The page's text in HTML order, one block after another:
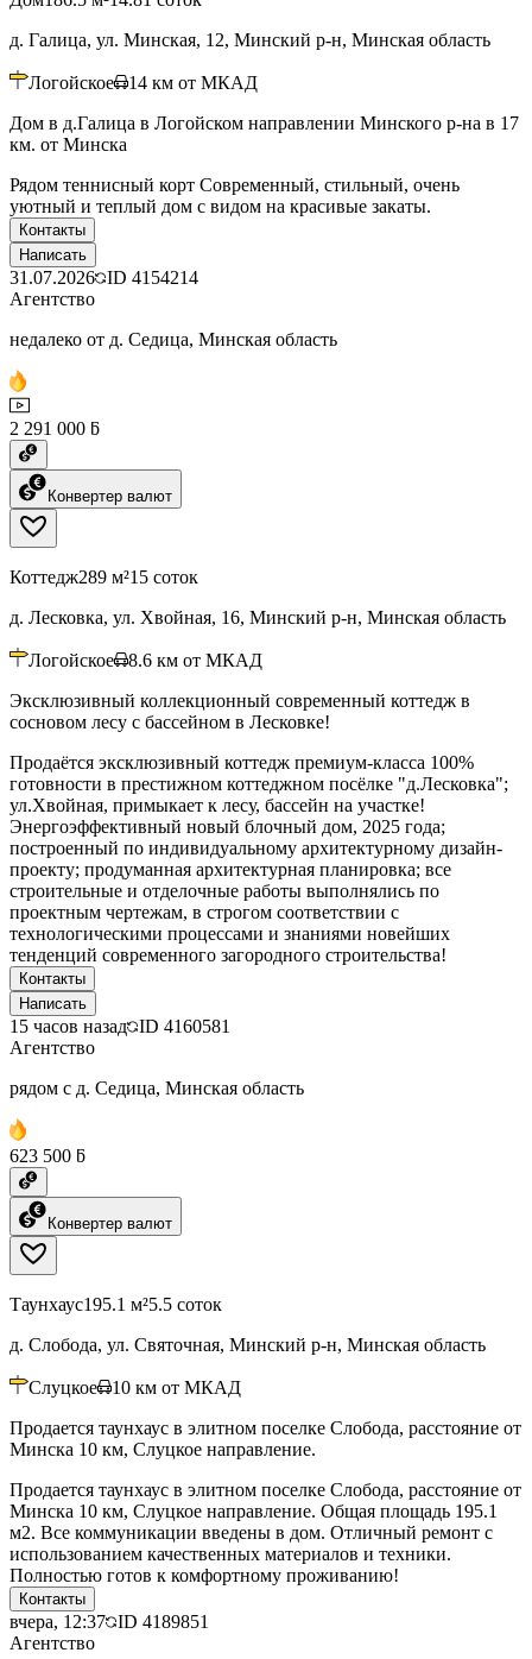
д. Галица, ул. Минская, 12, Минский р-н, Минская область
Логойское 14 км от МКАД
Дом в д.Галица в Логойском направлении Минского р-на в 17
км. от Минска
Рядом теннисный корт Современный, стильный, очень
уютный и теплый дом с видом на красивые закаты.
Контакты
Написать
31.07.2026 ID 4154214
Агентство
недалеко от д. Седица, Минская область
2 291 000 ƃ
Конвертер валют
Коттедж289 м²15 соток
д. Лесковка, ул. Хвойная, 16, Минский р-н, Минская область
Логойское 8.6 км от МКАД
Эксклюзивный коллекционный современный коттедж в
сосновом лесу с бассейном в Лесковке!
Продаётся эксклюзивный коттедж премиум-класса 100%
готовности в престижном коттеджном посёлке "д.Лесковка";
ул.Хвойная, примыкает к лесу, бассейн на участке!
Энергоэффективный новый блочный дом, 2025 года;
построенный по индивидуальному архитектурному дизайн-
проекту; продуманная архитектурная планировка; все
строительные и отделочные работы выполнялись по
проектным чертежам, в строгом соответствии с
технологическими процессами и знаниями новейших
тенденций современного загородного строительства!
Контакты
Написать
15 часов назад ID 4160581
Агентство
рядом с д. Седица, Минская область
623 500 ƃ
Конвертер валют
Таунхаус195.1 м²5.5 соток
д. Слобода, ул. Святочная, Минский р-н, Минская область
Слуцкое 10 км от МКАД
Продается таунхаус в элитном поселке Слобода, расстояние от
Минска 10 км, Слуцкое направление.
Продается таунхаус в элитном поселке Слобода, расстояние от
Минска 10 км, Слуцкое направление. Общая площадь 195.1
м2. Все коммуникации введены в дом. Отличный ремонт с
использованием качественных материалов и техники.
Полностью готов к комфортному проживанию!
Контакты
вчера, 12:37 ID 4189851
Агентство